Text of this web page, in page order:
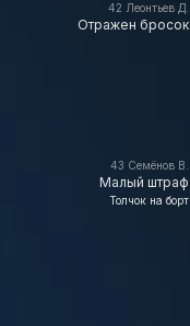
42 Леонтьев Д.
Отражен бросок
43 Семёнов В.
Малый штраф
Толчок на борт